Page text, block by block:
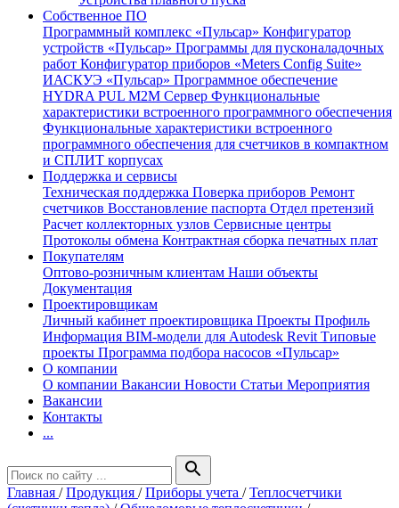
Собственное ПО
Программный комплекс «Пульсар» Конфигуратор
устройств «Пульсар» Программы для пусконаладочных
работ Конфигуратор приборов «Meters Config Suite»
ИАСКУЭ «Пульсар» Программное обеспечение
HYDRA PUL M2M Сервер Функциональные
характеристики встроенного программного обеспечения
Функциональные характеристики встроенного
программного обеспечения для счетчиков в компактном
и СПЛИТ корпусах
Поддержка и сервисы
Техническая поддержка Поверка приборов Ремонт
счетчиков Восстановление паспорта Отдел претензий
Расчет коллекторных узлов Сервисные центры
Протоколы обмена Контрактная сборка печатных плат
Покупателям
Оптово-розничным клиентам Наши объекты
Документация
Проектировщикам
Личный кабинет проектировщика Проекты Профиль
Информация BIM-модели для Autodesk Revit Типовые
проекты Программа подбора насосов «Пульсар»
О компании
О компании Вакансии Новости Статьи Мероприятия
Вакансии
Контакты
...
search
Главная /Продукция /Приборы учета /Теплосчетчики